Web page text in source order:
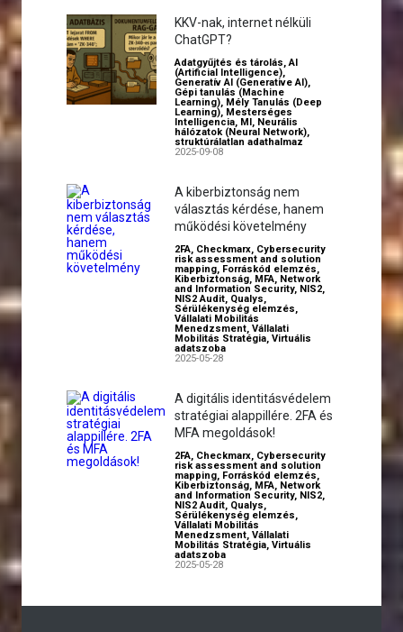
KKV-nak, internet nélküli
ChatGPT?
Adatgyűjtés és tárolás,AI
(Artificial Intelligence),
Generatív AI (Generative AI),
Gépi tanulás (Machine
Learning), Mély Tanulás (Deep
Learning), Mesterséges
Intelligencia, MI, Neurális
hálózatok (Neural Network),
struktúrálatlan adathalmaz
2025-09-08
A kiberbiztonság nem
választás kérdése, hanem
működési követelmény
2FA, Checkmarx, Cybersecurity
risk assessment and solution
mapping, Forráskód elemzés,
Kiberbiztonság, MFA, Network
and Information Security, NIS2,
NIS2 Audit, Qualys,
Sérülékenység elemzés,
Vállalati Mobilitás
Menedzsment, Vállalati
Mobilitás Stratégia, Virtuális
adatszoba
2025-05-28
A digitális identitásvédelem
stratégiai alappillére. 2FA és
MFA megoldások!
2FA, Checkmarx, Cybersecurity
risk assessment and solution
mapping, Forráskód elemzés,
Kiberbiztonság, MFA, Network
and Information Security, NIS2,
NIS2 Audit, Qualys,
Sérülékenység elemzés,
Vállalati Mobilitás
Menedzsment, Vállalati
Mobilitás Stratégia, Virtuális
adatszoba
2025-05-28